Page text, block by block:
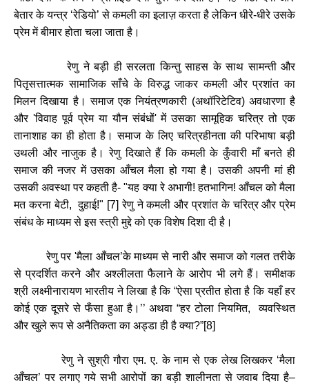
बेतार के यन्त्र‘रेडियो’से कमली का इलाज़ करता है लेकिन धीरे-धीरे उसके
प्रेम में बीमार होता चला जाता है।
रेणु ने बड़ी ही सरलता किन्तु साहस के साथ सामन्ती और
पितृसत्तात्मक सामाजिक साँचे के विरुद्ध जाकर कमली और प्रशांत का
मिलन दिखाया है। समाज एक नियंत्रणकारी (अथॉरिटेटिव) अवधारणा है
और 'विवाह पूर्व प्रेम या यौन संबंधों'में उसका सामूहिक चरित्र तो एक
तानाशाह का ही होता है। समाज के लिए चरित्रहीनता की परिभाषा बड़ी
उथली और नाजुक है। रेणु दिखाते हैं कि कमली के कुँवारी माँ बनते ही
समाज की नजर में उसका आँचल मैला हो गया है। उसकी अपनी मां ही
उसकी अवस्था पर कहती है- "यह क्या रे अभागी!हतभागिन! आँचल को मैला
मत करना बेटी, दुहाई!" [7]रेणु ने कमली और प्रशांत के चरित्र और प्रेम
संबंध के माध्यम से इस स्त्री मुद्दे को एक विशेष दिशा दी है।
रेणु पर 'मैला आँचल’के माध्यम से नारी और समाज को गलत तरीके
से प्रदर्शित करने और अश्लीलता फैलाने के आरोप भी लगे हैं। समीक्षक
श्री लक्ष्मीनारायण भारतीय ने लिखा है कि“ऐसा प्रतीत होता है कि यहाँ हर
कोई एक दूसरे से फँसा हुआ है। ’’अथवा “हर टोला नियमित,
व्यवस्थित
और खुले रूप से अनैतिकता का अड्डा ही है क्या?”[8]
रेणु ने सुश्री गौरा एम.ए.के नाम से एक लेख लिखकर‘मैला
आँचल’पर लगाए गये सभी आरोपों का बड़ी शालीनता से जवाब दिया है–